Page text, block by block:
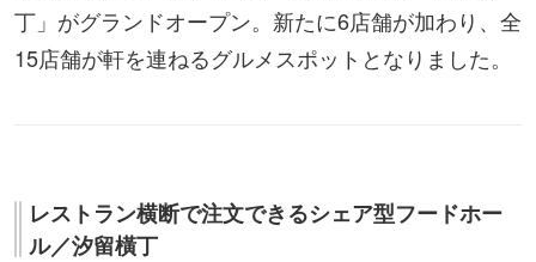
丁」がグランドオープン。新たに6店舗が加わり、全
15店舗が軒を連ねるグルメスポットとなりました。
レストラン横断で注文できるシェア型フードホー
ル／汐留橫丁